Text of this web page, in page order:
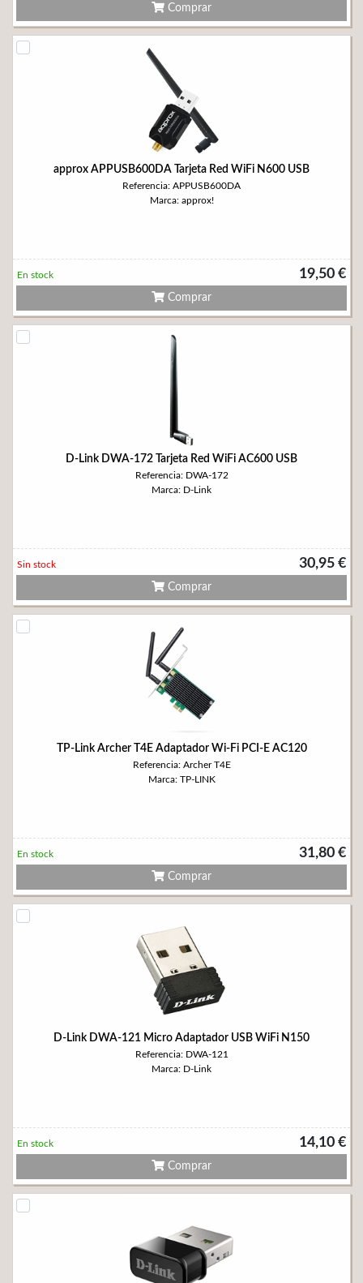
Comprar
approx APPUSB600DA Tarjeta Red WiFi N600 USB
Referencia: APPUSB600DA
Marca: approx!
19,50 €
En stock
Comprar
D-Link DWA-172 Tarjeta Red WiFi AC600 USB
Referencia: DWA-172
Marca: D-Link
30,95 €
Sin stock
Comprar
TP-Link Archer T4E Adaptador Wi-Fi PCI-E AC120
Referencia: Archer T4E
Marca: TP-LINK
31,80 €
En stock
Comprar
D-Link DWA-121 Micro Adaptador USB WiFi N150
Referencia: DWA-121
Marca: D-Link
14,10 €
En stock
Comprar